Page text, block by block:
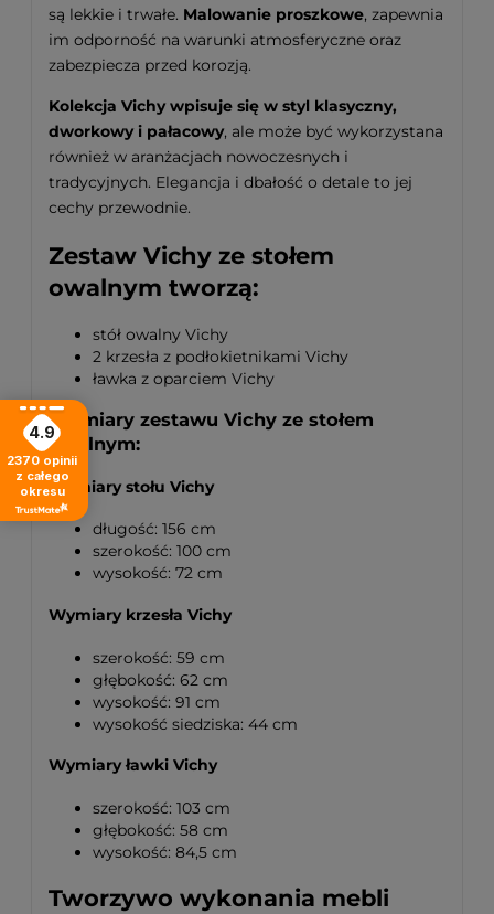
są lekkie i trwałe. Malowanie proszkowe, zapewnia
im odporność na warunki atmosferyczne oraz
zabezpiecza przed korozją.
Kolekcja Vichy wpisuje się w styl klasyczny,
dworkowy i pałacowy, ale może być wykorzystana
również w aranżacjach nowoczesnych i
tradycyjnych. Elegancja i dbałość o detale to jej
cechy przewodnie.
Zestaw Vichy ze stołem
owalnym tworzą:
stół owalny Vichy
2 krzesła z podłokietnikami Vichy
ławka z oparciem Vichy
Wymiary zestawu Vichy ze stołem
owalnym:
Wymiary stołu Vichy
długość: 156 cm
szerokość: 100 cm
wysokość: 72 cm
Wymiary krzesła Vichy
szerokość: 59 cm
głębokość: 62 cm
wysokość: 91 cm
wysokość siedziska: 44 cm
Wymiary ławki Vichy
szerokość: 103 cm
głębokość: 58 cm
wysokość: 84,5 cm
Tworzywo wykonania mebli
4.9
2370 opinii
z całego
okresu